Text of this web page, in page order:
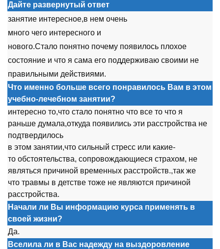
Дайте развернутый ответ
занятие интересное,в нем очень
много чего интересного и
нового.Стало понятно почему появилось плохое
состояние и что я сама его поддерживаю своими не
правильными действиями.
Что именно больше всего понравилось Вам в этом
учебно-лечебном занятии?
интересно то,что стало понятно что все то что я
раньше думала,откуда появились эти расстройства не
подтвердилось
в этом занятии,что сильный стресс или какие-
то обстоятельства, сопровождающиеся страхом, не
являться причиной временных расстройств.,так же
что травмы в детстве тоже не являются причиной
расстройства.
Начали ли Вы информацию курса применять в
своей жизни?
Да.
Вселила ли в Вас надежду на выздоровление